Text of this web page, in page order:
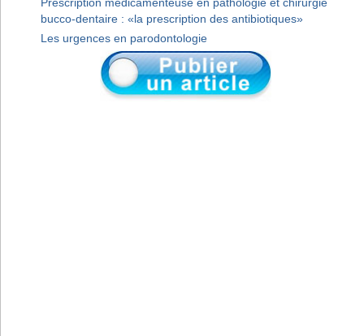
bucco-dentaire : «la prescription des antibiotiques»
Les urgences en parodontologie